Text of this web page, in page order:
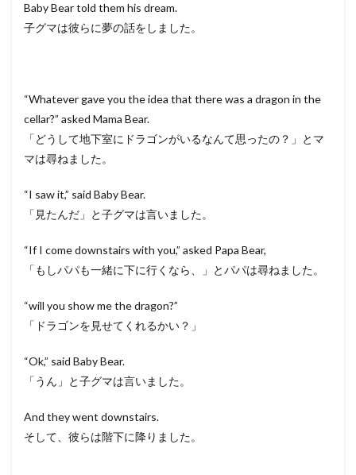
Baby Bear told them his dream.
子グマは彼らに夢の話をしました。
“Whatever gave you the idea that there was a dragon in the
cellar?” asked Mama Bear.
「どうして地下室にドラゴンがいるなんて思ったの？」とマ
マは尋ねました。
“I saw it,” said Baby Bear.
「見たんだ」と子グマは言いました。
“If I come downstairs with you,” asked Papa Bear,
「もしパパも一緒に下に行くなら、」とパパは尋ねました。
“will you show me the dragon?”
「ドラゴンを見せてくれるかい？」
“Ok,” said Baby Bear.
「うん」と子グマは言いました。
And they went downstairs.
そして、彼らは階下に降りました。